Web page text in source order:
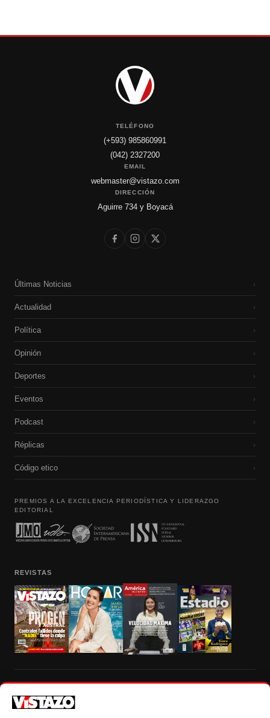
TELÉFONO
(+593) 985860991
(042) 2327200
EMAIL
webmaster@vistazo.com
DIRECCIÓN
Aguirre 734 y Boyacá
Últimas Noticias ›
Actualidad ›
Política ›
Opinión ›
Deportes ›
Eventos ›
Podcast ›
Réplicas ›
Código etico ›
PREMIOS A LA EXCELENCIA PERIODÍSTICA Y LIDERAZGO
EDITORIAL
REVISTAS
autorización escrita de su titular, de todos los contenidos de Vistazo.com.